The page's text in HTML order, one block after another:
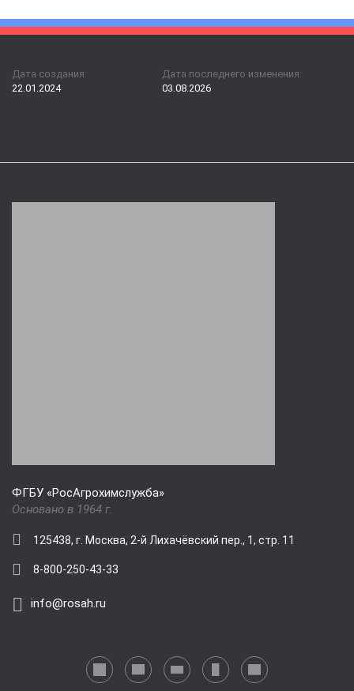
Дата создания:
22.01.2024
Дата последнего изменения:
03.08.2026
ФГБУ «РосАгрохимслужба»
Основано в 1964 г.
125438, г. Москва, 2-й Лихачёвский пер., 1, стр. 11
8-800-250-43-33
info@rosah.ru